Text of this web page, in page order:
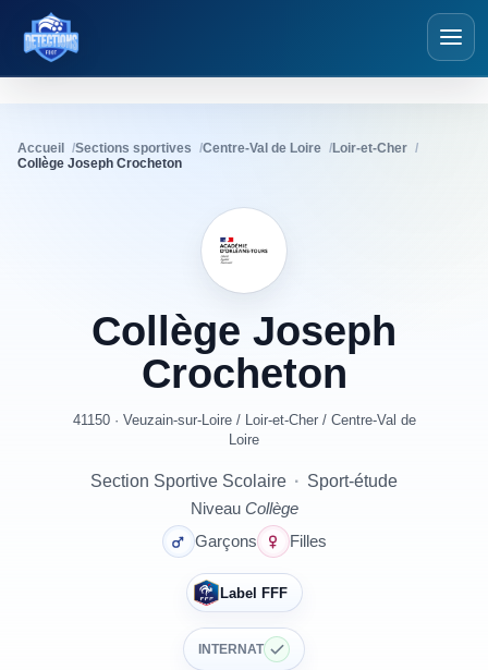
Détections Foot
Accueil Sections sportives Centre-Val de Loire
Loir-et-Cher
Collège Joseph Crocheton
Collège Joseph
Crocheton
41150 · Veuzain-sur-Loire/ Loir-et-Cher/ Centre-Val de
Loire
Section Sportive Scolaire · Sport-étude
Niveau Collège
Garçons
Filles
Label FFF
INTERNAT